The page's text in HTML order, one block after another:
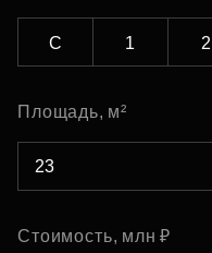
С 1 2
Площадь, м²
Стоимость, млн ₽